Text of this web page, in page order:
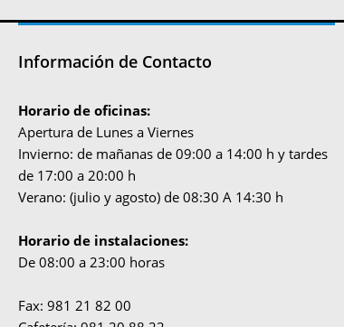
Información de Contacto
Horario de oficinas:
Apertura de Lunes a Viernes
Invierno: de mañanas de 09:00 a 14:00 h y tardes
de 17:00 a 20:00 h
Verano: (julio y agosto) de 08:30 A 14:30 h
Horario de instalaciones:
De 08:00 a 23:00 horas
Fax: 981 21 82 00